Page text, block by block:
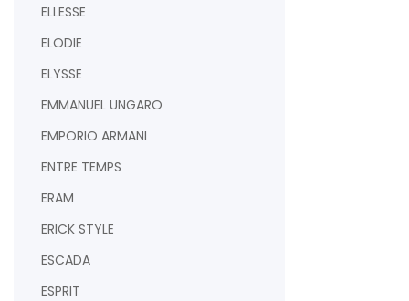
ELLESSE
ELODIE
ELYSSE
EMMANUEL UNGARO
EMPORIO ARMANI
ENTRE TEMPS
ERAM
ERICK STYLE
ESCADA
ESPRIT